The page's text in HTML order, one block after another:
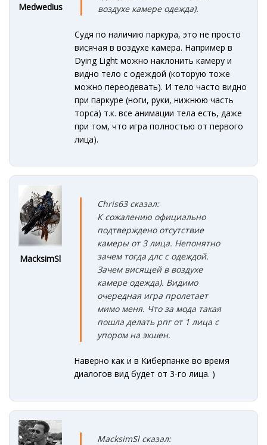
Medwedius
воздухе камере одежда).
Судя по наличию паркура, это не просто
висячая в воздухе камера. Например в
Dying Light можно наклонить камеру и
видно тело с одеждой (которую тоже
можно переодевать). И тело часто видно
при паркуре (ноги, руки, нижнюю часть
торса) т.к. все анимации тела есть, даже
при том, что игра полностью от первого
лица).
MacksimSl
Chris63 сказал:
К сожалению официально
подтверждено отсутствие
камеры от 3 лица. Непонятно
зачем тогда длс с одеждой.
Зачем висящей в воздухе
камере одежда). Видимо
очередная игра пролетает
мимо меня. Что за мода такая
пошла делать рпг от 1 лица с
упором на экшен.
Наверно как и в Киберпанке во время
диалогов вид будет от 3-го лица. )
MacksimSl сказал: